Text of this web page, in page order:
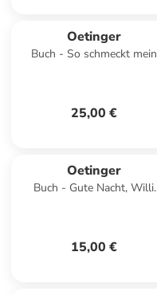
Oetinger
Buch - So schmeckt mein
25,00 €
Oetinger
Buch - Gute Nacht, Willi
15,00 €